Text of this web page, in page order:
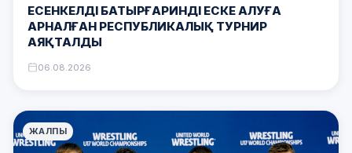
ЕСЕНКЕЛДІ БАТЫРҒАРИНДІ ЕСКЕ АЛУҒА
АРНАЛҒАН РЕСПУБЛИКАЛЫҚ ТУРНИР
АЯҚТАЛДЫ
06.08.2026
ЖАЛПЫ